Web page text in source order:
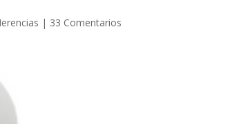
| 33 Comentarios